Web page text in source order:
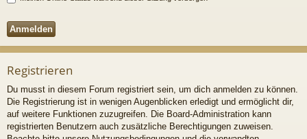
Registrieren
Du musst in diesem Forum registriert sein, um dich anmelden zu können.
Die Registrierung ist in wenigen Augenblicken erledigt und ermöglicht dir,
auf weitere Funktionen zuzugreifen. Die Board-Administration kann
registrierten Benutzern auch zusätzliche Berechtigungen zuweisen.